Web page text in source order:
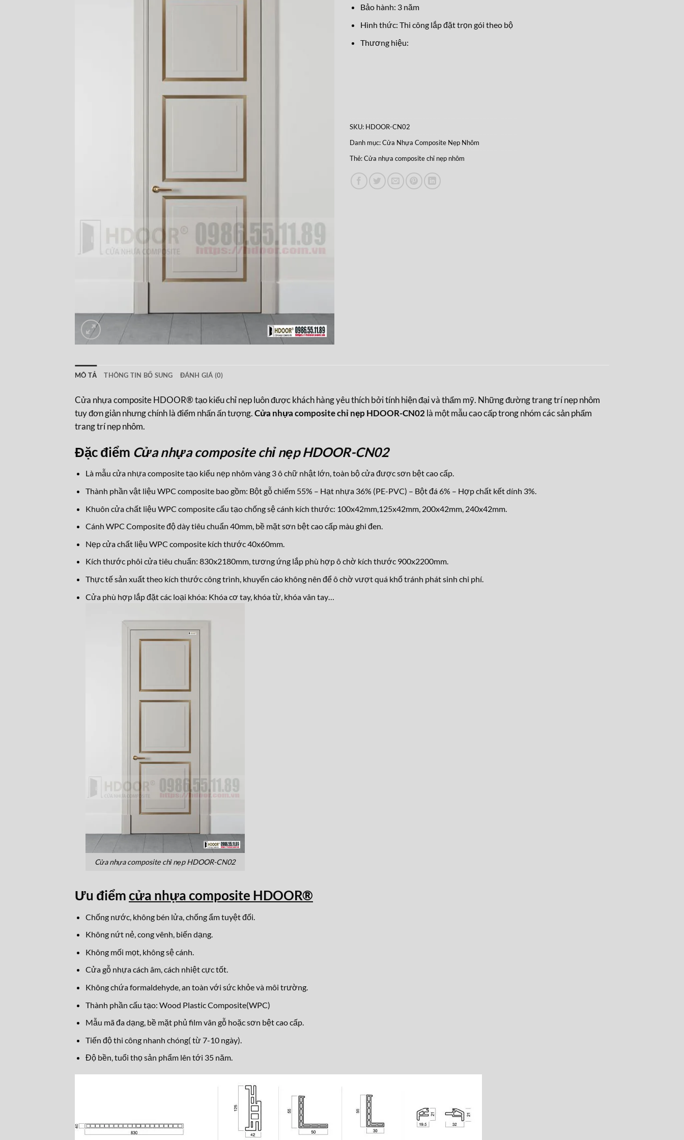
Bảo hành: 3 năm
Hình thức: Thi công lắp đặt trọn gói theo bộ
Thương hiệu:
SKU: HDOOR-CN02
Danh mục:Cửa Nhựa Composite Nẹp Nhôm
Thẻ:Cửa nhựa composite chỉ nẹp nhôm
MÔ TẢ THÔNG TIN BỔ SUNG ĐÁNH GIÁ (0)
Cửa nhựa composite HDOOR® tạo kiểu chỉ nẹp luôn được khách hàng yêu thích bởi tính hiện đại và thẩm mỹ. Những đường trang trí nẹp nhôm
tuy đơn giản nhưng chính là điểm nhấn ấn tượng.Cửa nhựa composite chỉ nẹp HDOOR-CN02 là một mẫu cao cấp trong nhóm các sản phẩm
trang trí nẹp nhôm.
Đặc điểm Cửa nhựa composite chỉ nẹp HDOOR-CN02
Là mẫu cửa nhựa composite tạo kiểu nẹp nhôm vàng 3 ô chữ nhật lớn, toàn bộ cửa được sơn bệt cao cấp.
Thành phần vật liệu WPC composite bao gồm: Bột gỗ chiếm 55% – Hạt nhựa 36% (PE-PVC) – Bột đá 6% – Hợp chất kết dính 3%.
Khuôn cửa chất liệu WPC composite cấu tạo chống sệ cánh kích thước: 100x42mm,125x42mm, 200x42mm, 240x42mm.
Cánh WPC Composite độ dày tiêu chuẩn 40mm, bề mặt sơn bệt cao cấp màu ghi đen.
Nẹp cửa chất liệu WPC composite kích thước 40x60mm.
Kích thước phôi cửa tiêu chuẩn: 830x2180mm, tương ứng lắp phù hợp ô chờ kích thước 900x2200mm.
Thực tế sản xuất theo kích thước công trình, khuyến cáo không nên để ô chờ vượt quá khổ tránh phát sinh chi phí.
Cửa phù hợp lắp đặt các loại khóa: Khóa cơ tay, khóa từ, khóa vân tay…
Cửa nhựa composite chỉ nẹp HDOOR-CN02
Ưu điểm cửa nhựa composite HDOOR®
Chống nước, không bén lửa, chống ẩm tuyệt đối.
Không nứt nẻ, cong vênh, biến dạng.
Không mối mọt, không sệ cánh.
Cửa gỗ nhựa cách âm, cách nhiệt cực tốt.
Không chứa formaldehyde, an toàn với sức khỏe và môi trường.
Thành phần cấu tạo: Wood Plastic Composite(WPC)
Mẫu mã đa dạng, bề mặt phủ film vân gỗ hoặc sơn bệt cao cấp.
Tiến độ thi công nhanh chóng( từ 7-10 ngày).
Độ bền, tuổi thọ sản phẩm lên tới 35 năm.